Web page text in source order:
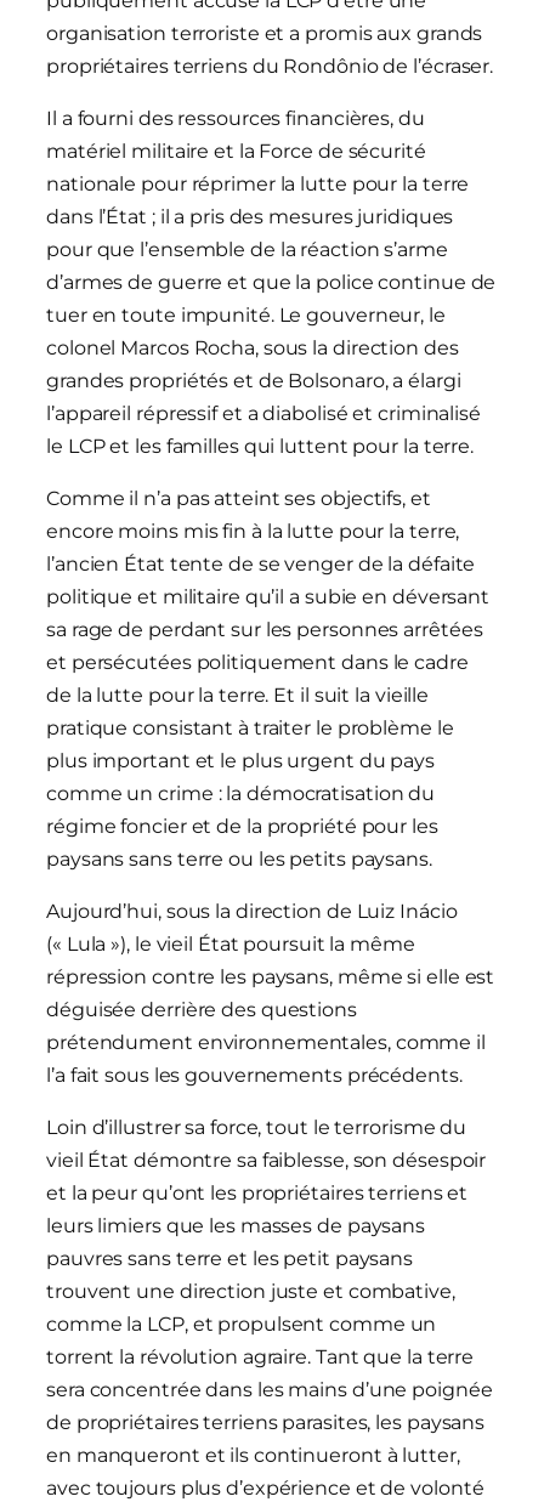
organisation terroriste et a promis aux grands
propriétaires terriens du Rondônio de l’écraser.
Il a fourni des ressources financières, du
matériel militaire et la Force de sécurité
nationale pour réprimer la lutte pour la terre
dans l’État ; il a pris des mesures juridiques
pour que l’ensemble de la réaction s’arme
d’armes de guerre et que la police continue de
tuer en toute impunité. Le gouverneur, le
colonel Marcos Rocha, sous la direction des
grandes propriétés et de Bolsonaro, a élargi
l’appareil répressif et a diabolisé et criminalisé
le LCP et les familles qui luttent pour la terre.
Comme il n’a pas atteint ses objectifs, et
encore moins mis fin à la lutte pour la terre,
l’ancien État tente de se venger de la défaite
politique et militaire qu’il a subie en déversant
sa rage de perdant sur les personnes arrêtées
et persécutées politiquement dans le cadre
de la lutte pour la terre. Et il suit la vieille
pratique consistant à traiter le problème le
plus important et le plus urgent du pays
comme un crime : la démocratisation du
régime foncier et de la propriété pour les
paysans sans terre ou les petits paysans.
Aujourd’hui, sous la direction de Luiz Inácio
(« Lula »), le vieil État poursuit la même
répression contre les paysans, même si elle est
déguisée derrière des questions
prétendument environnementales, comme il
l’a fait sous les gouvernements précédents.
Loin d’illustrer sa force, tout le terrorisme du
vieil État démontre sa faiblesse, son désespoir
et la peur qu’ont les propriétaires terriens et
leurs limiers que les masses de paysans
pauvres sans terre et les petit paysans
trouvent une direction juste et combative,
comme la LCP, et propulsent comme un
torrent la révolution agraire. Tant que la terre
sera concentrée dans les mains d’une poignée
de propriétaires terriens parasites, les paysans
en manqueront et ils continueront à lutter,
avec toujours plus d’expérience et de volonté